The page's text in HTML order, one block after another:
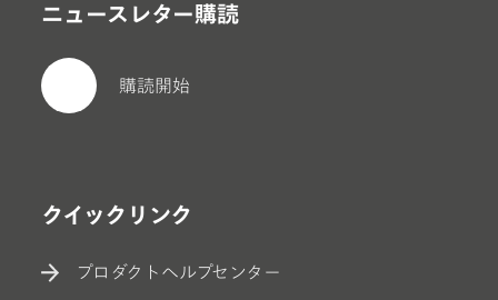
ニュースレター購読
購読開始
クイックリンク
プロダクトヘルプセンター